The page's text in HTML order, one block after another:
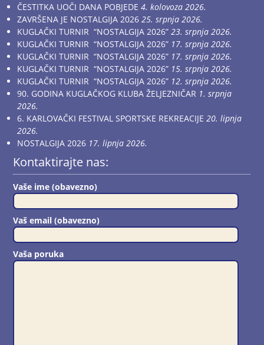
ČESTITKA UOČI DANA POBJEDE 4. kolovoza 2026.
ZAVRŠENA JE NOSTALGIJA 2026 25. srpnja 2026.
KUGLAČKI TURNIR “NOSTALGIJA 2026” 23. srpnja 2026.
KUGLAČKI TURNIR “NOSTALGIJA 2026” 17. srpnja 2026.
KUGLAČKI TURNIR “NOSTALGIJA 2026” 17. srpnja 2026.
KUGLAČKI TURNIR “NOSTALGIJA 2026” 15. srpnja 2026.
KUGLAČKI TURNIR “NOSTALGIJA 2026” 12. srpnja 2026.
90. GODINA KUGLAČKOG KLUBA ŽELJEZNIČAR 1. srpnja
2026.
6. KARLOVAČKI FESTIVAL SPORTSKE REKREACIJE 20. lipnja
2026.
NOSTALGIJA 2026 17. lipnja 2026.
Kontaktirajte nas:
Vaše ime (obavezno)
Vaš email (obavezno)
Vaša poruka